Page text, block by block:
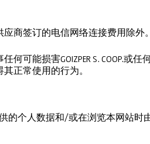
商签订的电信网络连接费用除外。
何可能损害GOIZPER S. COOP.或
正常使用的行为。
的个人数据和/或在浏览本网站时